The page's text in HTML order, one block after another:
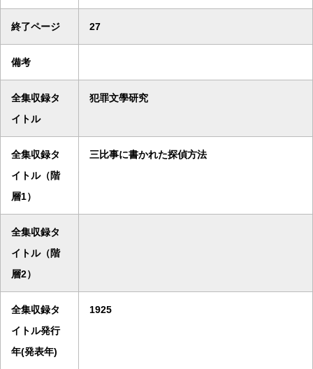
終了ページ 27
備考
全集収録タ
イトル
犯罪文學研究
全集収録タ
イトル（階
層1）
三比事に書かれた探偵方法
全集収録タ
イトル（階
層2）
全集収録タ
イトル発行
年(発表年)
1925